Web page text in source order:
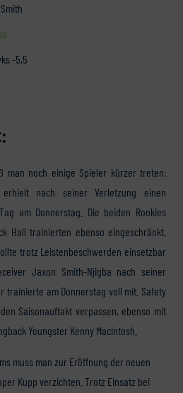
-5,5
man noch einige Spieler kürzer treten:
nach seiner Verletzung einen
am Donnerstag. Die beiden Rookies
Hall trainierten ebenso eingeschränkt.
trotz Leistenbeschwerden einsetzbar
Jaxon Smith-Njigba nach seiner
trainierte am Donnerstag voll mit. Safety
Saisonauftakt verpassen, ebenso mit
Youngster Kenny MacIntosh.
muss man zur Eröffnung der neuen
Kupp verzichten. Trotz Einsatz bei